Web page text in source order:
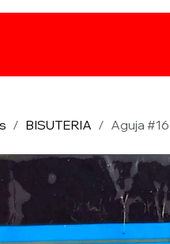
BISUTERIA Aguja